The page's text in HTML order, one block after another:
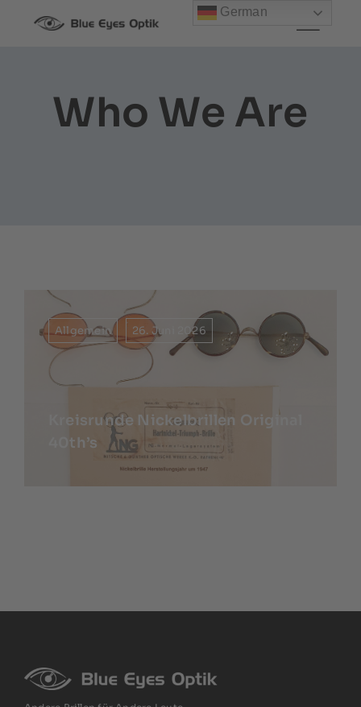
Inhalt
Who We Are
Allgemein 26. Juni 2026
Kreisrunde Nickelbrillen Original
40th’s
German